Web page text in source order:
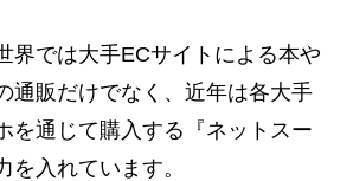
界では大手ECサイトによる本や
通販だけでなく、近年は各大手
を通じて購入する『ネットスー
を入れています。